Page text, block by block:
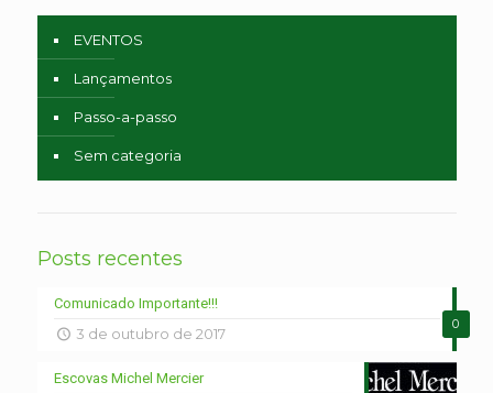
EVENTOS
Lançamentos
Passo-a-passo
Sem categoria
Posts recentes
0
Comunicado Importante!!!
3 de outubro de 2017
Escovas Michel Mercier